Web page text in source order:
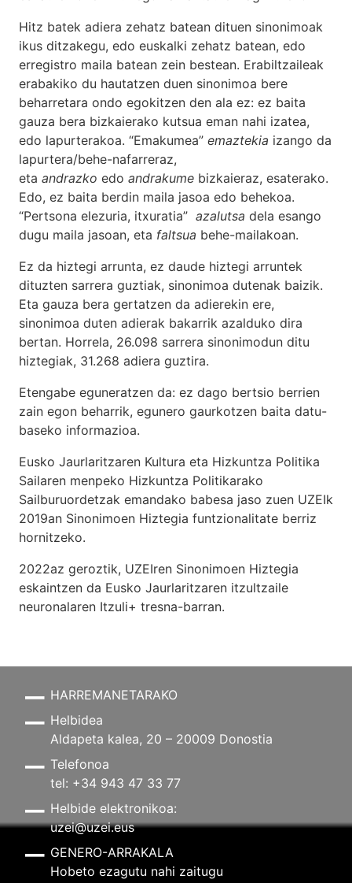
Hitz batek adiera zehatz batean dituen sinonimoak
ikus ditzakegu, edo euskalki zehatz batean, edo
erregistro maila batean zein bestean. Erabiltzaileak
erabakiko du hautatzen duen sinonimoa bere
beharretara ondo egokitzen den ala ez: ez baita
gauza bera bizkaierako kutsua eman nahi izatea,
edo lapurterakoa. “Emakumea” emaztekia izango da
lapurtera/behe-nafarreraz,
eta andrazko edo andrakume bizkaieraz, esaterako.
Edo, ez baita berdin maila jasoa edo behekoa.
“Pertsona elezuria, itxuratia” azalutsa dela esango
dugu maila jasoan, eta faltsua behe-mailakoan.
Ez da hiztegi arrunta, ez daude hiztegi arruntek
dituzten sarrera guztiak, sinonimoa dutenak baizik.
Eta gauza bera gertatzen da adierekin ere,
sinonimoa duten adierak bakarrik azalduko dira
bertan. Horrela, 26.098 sarrera sinonimodun ditu
hiztegiak, 31.268 adiera guztira.
Etengabe eguneratzen da: ez dago bertsio berrien
zain egon beharrik, egunero gaurkotzen baita datu-
baseko informazioa.
Eusko Jaurlaritzaren Kultura eta Hizkuntza Politika
Sailaren menpeko Hizkuntza Politikarako
Sailburuordetzak emandako babesa jaso zuen UZEIk
2019an Sinonimoen Hiztegia funtzionalitate berriz
hornitzeko.
2022az geroztik, UZEIren Sinonimoen Hiztegia
eskaintzen da Eusko Jaurlaritzaren itzultzaile
neuronalaren Itzuli+ tresna-barran.
HARREMANETARAKO
Helbidea
Aldapeta kalea, 20 – 20009 Donostia
Telefonoa
tel: +34 943 47 33 77
Helbide elektronikoa:
uzei@uzei.eus
GENERO-ARRAKALA
Hobeto ezagutu nahi zaitugu